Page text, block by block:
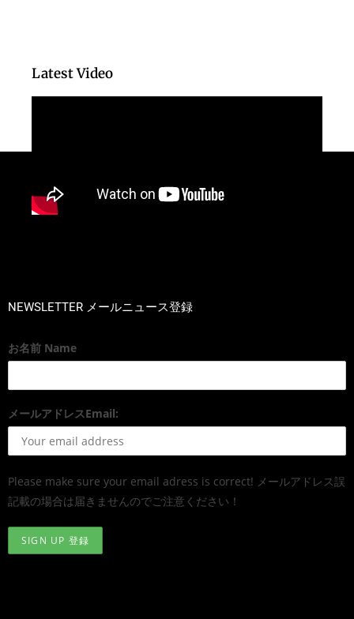
Latest Video
NEWSLETTER メールニュース登録
お名前 Name
メールアドレスEmail:
Please make sure your email adress is correct! メールアドレス誤
記載の場合は届きませんのでご注意ください！